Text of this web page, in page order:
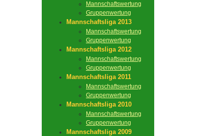
Mannschaftswertung
Gruppenwertung
Mannschaftsliga 2013
Mannschaftswertung
Gruppenwertung
Mannschaftsliga 2012
Mannschaftswertung
Gruppenwertung
Mannschaftsliga 2011
Mannschaftswertung
Gruppenwertung
Mannschaftsliga 2010
Mannschaftswertung
Gruppenwertung
Mannschaftsliga 2009